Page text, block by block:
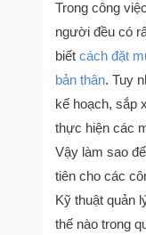
Trong công
người đều có
biếtcách đặt
bản thân. Tuy
kế hoạch, sắp
thực hiện các
Vậy làm sao
tiên cho các
Kỹ thuật quản
thế nào trong